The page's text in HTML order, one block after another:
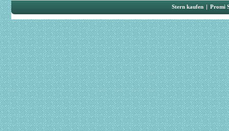
Stern kaufen | Promi